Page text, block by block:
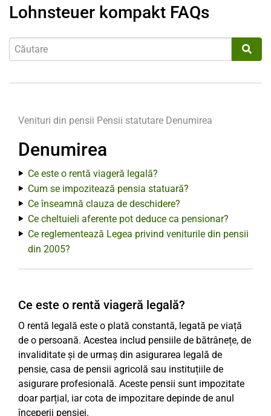
Lohnsteuer kompakt FAQs
Venituri din pensii Pensii statutare Denumirea
Denumirea
Ce este o rentă viageră legală?
Cum se impozitează pensia statuară?
Ce înseamnă clauza de deschidere?
Ce cheltuieli aferente pot deduce ca pensionar?
Ce reglementează Legea privind veniturile din pensii
din 2005?
Ce este o rentă viageră legală?
O rentă legală este o plată constantă, legată pe viață
de o persoană. Acestea includ pensiile de bătrânețe, de
invaliditate și de urmaș din asigurarea legală de
pensie, casa de pensii agricolă sau instituțiile de
asigurare profesională. Aceste pensii sunt impozitate
doar parțial, iar cota de impozitare depinde de anul
începerii pensiei.